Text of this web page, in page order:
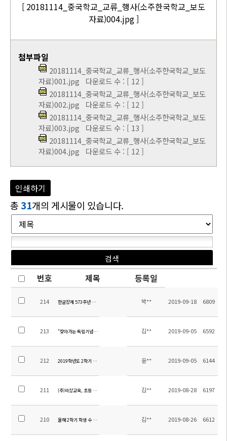
[ 20181114_중국학교_교류_행사(소주한국학교_보도
자료)004.jpg ]
첨부파일
20181114_중국학교_교류_행사(소주한국학교_보도
자료)001.jpg 다운로드 수 : [ 12 ]
20181114_중국학교_교류_행사(소주한국학교_보도
자료)002.jpg 다운로드 수 : [ 12 ]
20181114_중국학교_교류_행사(소주한국학교_보도
자료)003.jpg 다운로드 수 : [ 13 ]
20181114_중국학교_교류_행사(소주한국학교_보도
자료)004.jpg 다운로드 수 : [ 12 ]
인쇄하기
총 31개의 게시물이 있습니다.
번호 제목 등록일
214 한글창제 573주년 한글날 기념 시화전 안내 박** 2019-09-18 6809
213 "찾아가는 독립기념관" 행사 안내 김** 2019-09-05 6592
212 2019학년도 2학기 학생회 임원 당선 공고 윤** 2019-09-05 6144
211 (주)비상교육, 초등 참고서 기부 김** 2019-08-28 6197
210 올해 2학기 학생 수 400명 돌파! 김** 2019-08-26 6612